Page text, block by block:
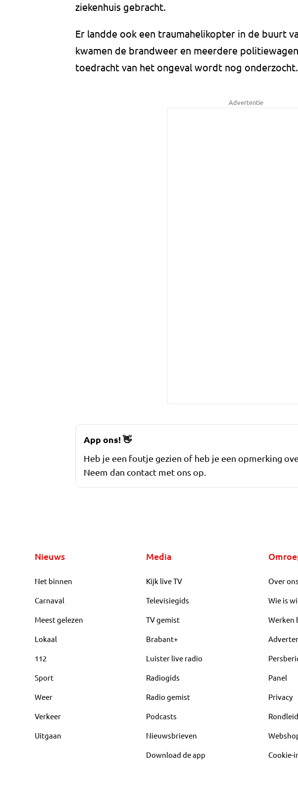
ziekenhuis gebracht.
Er landde ook een traumahelikopter in de buurt
kwamen de brandweer en meerdere
toedracht van het ongeval wordt nog onderzocht.
Advertentie
App ons!👋
Heb je een foutje gezien of heb je een opmerking
Neem dan contact met ons op.
Nieuws
Net binnen
Carnaval
Meest gelezen
Lokaal
112
Sport
Weer
Verkeer
Uitgaan
Media
Kijk live TV
Televisiegids
TV gemist
Brabant+
Luister live radio
Radiogids
Radio gemist
Podcasts
Nieuwsbrieven
Download de app
Over ons
Wie is
Werken
Panel
Privacy
Cookie-